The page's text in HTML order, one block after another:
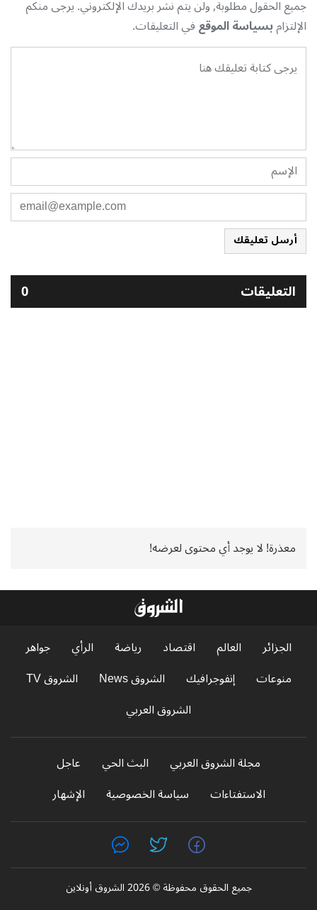
جميع الحقول مطلوبة, ولن يتم نشر بريدك الإلكتروني. يرجى منكم
الإلتزامبسياسة الموقعفي التعليقات.
أرسل تعليقك
التعليقات 0
معذرة! لا يوجد أي محتوى لعرضه!
الجزائر العالم اقتصاد رياضة الرأي
جواهر
منوعات
إنفوجرافيك الشروق News
الشروق TV
الشروق العربي
مجلة الشروق العربي البث الحي
عاجل
الاستفتاءات
سياسة الخصوصية الإشهار
جميع الحقوق محفوظة © 2026 الشروق أونلاين